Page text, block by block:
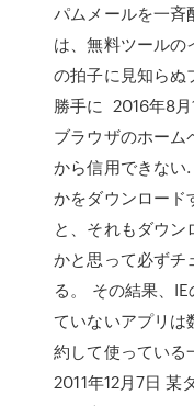
パムメールを一斉
は、無料ツールの
の拍子に見知らぬ
勝手に 2016年8
ブラウザのホー
から信用できない
かをダウンロード
と、それもダウン
かと思って必ずチ
る。 その結果、
ていないアプリは
約して使っている
2011年12月7日 某